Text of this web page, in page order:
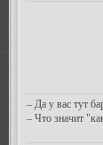
– Да у вас тут
– Что значит